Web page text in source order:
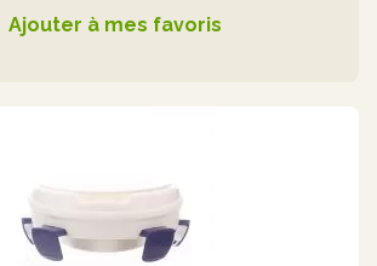
Ajouter à mes favoris